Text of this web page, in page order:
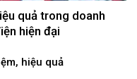
quả trong doanh
hiện đại
hiệu quả